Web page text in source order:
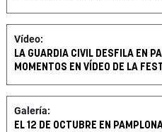
Vídeo:
LA GUARDIA CIVIL DESFILA EN
MOMENTOS EN VÍDEO DE LA
Galería:
EL 12 DE OCTUBRE EN